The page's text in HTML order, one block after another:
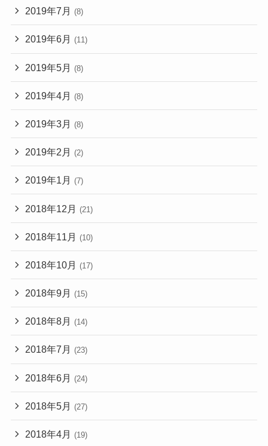
2019年7月 (8)
2019年6月 (11)
2019年5月 (8)
2019年4月 (8)
2019年3月 (8)
2019年2月 (2)
2019年1月 (7)
2018年12月 (21)
2018年11月 (10)
2018年10月 (17)
2018年9月 (15)
2018年8月 (14)
2018年7月 (23)
2018年6月 (24)
2018年5月 (27)
2018年4月 (19)